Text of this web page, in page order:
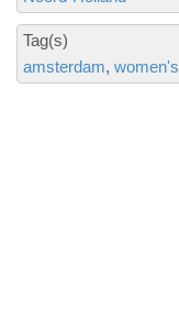
Tag(s)
amsterdam women's